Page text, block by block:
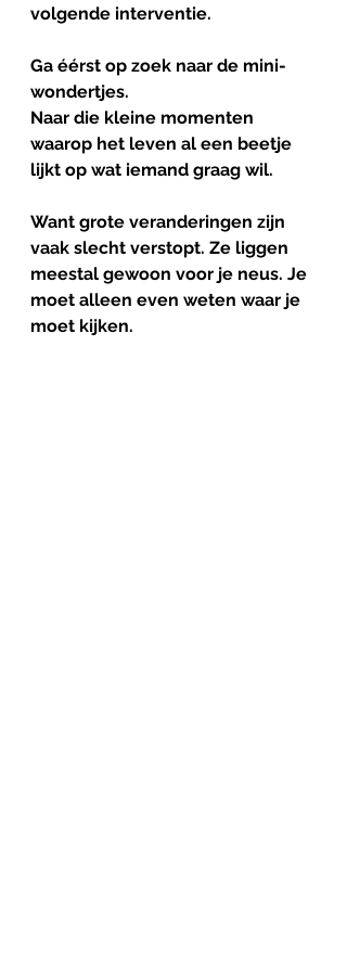
volgende interventie.
Ga éérst op zoek naar de mini-
wondertjes.
Naar die kleine momenten
waarop het leven al een beetje
lijkt op wat iemand graag wil.
Want grote veranderingen zijn
vaak slecht verstopt. Ze liggen
meestal gewoon voor je neus. Je
moet alleen even weten waar je
moet kijken.